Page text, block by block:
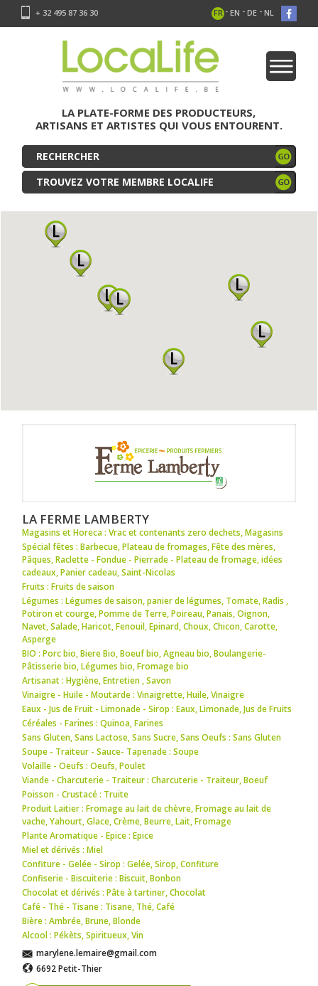
+ 32 495 87 36 30 FR - EN - DE - NL
LA PLATE-FORME DES PRODUCTEURS,
ARTISANS ET ARTISTES QUI VOUS ENTOURENT.
TROUVEZ VOTRE MEMBRE LOCALIFE
LA FERME LAMBERTY
Magasins et Horeca : Vrac et contenants zero dechets,Magasins
Spécial fêtes : Barbecue,Plateau de fromages,Fête des mères,
Pâques,Raclette - Fondue - Pierrade - Plateau de fromage,idées
cadeaux,Panier cadeau,Saint-Nicolas
Fruits : Fruits de saison
Légumes : Légumes de saison,panier de légumes, Tomate,Radis ,
Potiron et courge,Pomme de Terre,Poireau,Panais,Oignon,
Navet,Salade,Haricot,Fenouil,Epinard,Choux,Chicon,Carotte,
Asperge
BIO : Porc bio,Biere Bio,Boeuf bio,Agneau bio,Boulangerie-
Pâtisserie bio,Légumes bio,Fromage bio
Artisanat : Hygiène,Entretien ,Savon
Vinaigre - Huile - Moutarde : Vinaigrette,Huile,Vinaigre
Eaux - Jus de Fruit - Limonade - Sirop : Eaux,Limonade,Jus de Fruits
Céréales - Farines : Quinoa,Farines
Sans Gluten, Sans Lactose, Sans Sucre, Sans Oeufs : Sans Gluten
Soupe - Traiteur - Sauce- Tapenade : Soupe
Volaille - Oeufs : Oeufs,Poulet
Viande - Charcuterie - Traiteur : Charcuterie - Traiteur,Boeuf
Poisson - Crustacé : Truite
Produit Laitier : Fromage au lait de chèvre,Fromage au lait de
vache,Yahourt,Glace,Crème,Beurre,Lait,Fromage
Plante Aromatique - Epice : Epice
Miel et dérivés : Miel
Confiture - Gelée - Sirop : Gelée,Sirop,Confiture
Confiserie - Biscuiterie : Biscuit,Bonbon
Chocolat et dérivés : Pâte à tartiner,Chocolat
Café - Thé - Tisane : Tisane, Thé,Café
Bière : Ambrée,Brune,Blonde
Alcool : Pékèts,Spiritueux,Vin
marylene.lemaire@gmail.com
6692 Petit-Thier